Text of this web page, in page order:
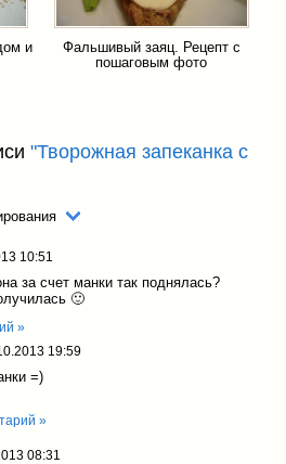
и
Фальшивый заяц. Рецепт с
пошаговым фото
"Творожная запеканка с
10:51
за счет манки так поднялась?
🙂
»
19:59
=)
»
08:31